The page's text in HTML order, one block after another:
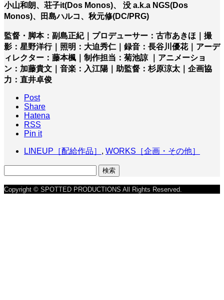
小山和朗、荘子it(Dos Monos)、 没 a.k.a NGS(Dos
Monos)、田島ハルコ、秋元修(DC/PRG)
監督・脚本：副島正紀｜プロデューサー：古市あきほ｜撮
影：星野洋行｜照明：大迫秀仁｜録音：長谷川優花｜アーデ
ィレクター：藤本楓｜制作担当：菊池諒 ｜アニメーショ
ン：加藤貴文｜音楽：入江陽｜助監督：杉原涼太｜企画協
力：直井卓俊
Post
Share
Hatena
RSS
Pin it
LINEUP［配給作品］ , WORKS［企画・その他］
Copyright © SPOTTED PRODUCTIONS All Rights Reserved.